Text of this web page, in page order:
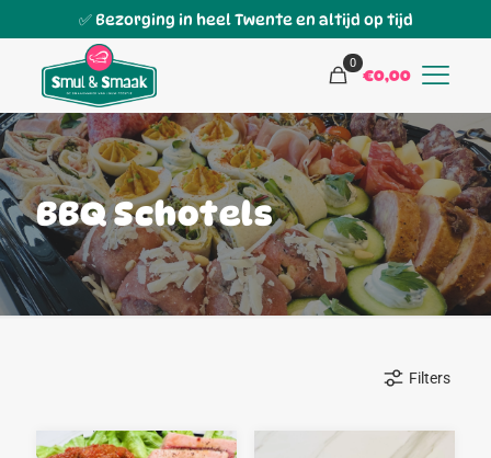
✅ Bezorging in heel Twente en altijd op tijd
0
€0,00
BBQ Schotels
Filters